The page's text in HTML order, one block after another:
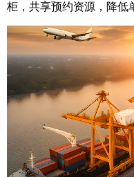
柜，共享预约资源，降低